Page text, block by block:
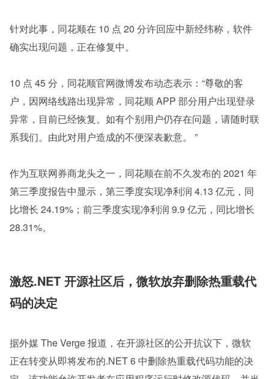
针对此事，同花顺在 10 点 20 分许回应中新经纬称，软件
确实出现问题，正在修复中。
10 点 45 分，同花顺官网微博发布动态表示：“尊敬的客
户，因网络线路出现异常，同花顺 APP 部分用户出现登录
异常，目前已经恢复。如有个别用户仍存在问题，请随时联
系我们。由此对用户造成的不便深表歉意。 ”
作为互联网券商龙头之一，同花顺在前不久发布的 2021 年
第三季度报告中显示，第三季度实现净利润 4.13 亿元，同
比增长 24.19%；前三季度实现净利润 9.9 亿元，同比增长
28.31%。
激怒.NET 开源社区后，微软放弃删除热重载代
码的决定
据外媒 The Verge 报道，在开源社区的公开抗议下，微软
正在转变从即将发布的.NET 6 中删除热重载代码功能的决